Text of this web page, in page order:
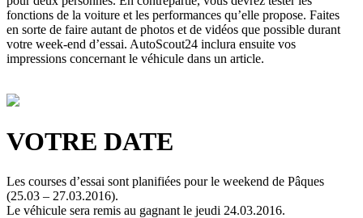
fonctions de la voiture et les performances qu’elle propose. Faites
en sorte de faire autant de photos et de vidéos que possible durant
votre week-end d’essai. AutoScout24 inclura ensuite vos
impressions concernant le véhicule dans un article.
VOTRE DATE
Les courses d’essai sont planifiées pour le weekend de Pâques
(25.03 – 27.03.2016).
Le véhicule sera remis au gagnant le jeudi 24.03.2016.